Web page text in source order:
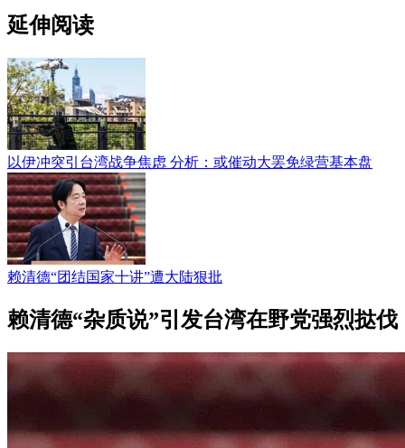
延伸阅读
以伊冲突引台湾战争焦虑 分析：或催动大罢免绿营基本盘
赖清德“团结国家十讲”遭大陆狠批
赖清德“杂质说”引发台湾在野党强烈挞伐